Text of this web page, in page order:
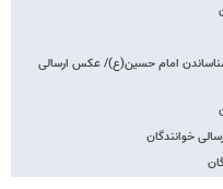
شناساندن امام حسین(ع)/ عکس ارسالی
خوانندگان